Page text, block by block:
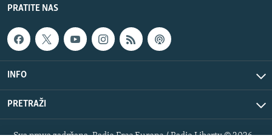
PRATITE NAS
INFO
PRETRAŽI
Sva prava zadržana. Radio Free Europe / Radio Liberty © 2026